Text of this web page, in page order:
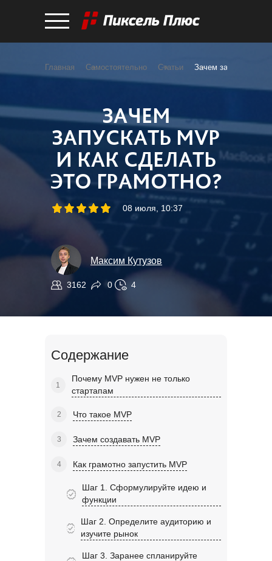
Главная Самостоятельно Статьи Зачем запускать
ЗАЧЕМ
ЗАПУСКАТЬ MVP
И КАК СДЕЛАТЬ
ЭТО ГРАМОТНО?
08 июля, 10:37
Максим Кутузов
3162 0 4
Содержание
Почему MVP нужен не только
стартапам
Что такое MVP
Зачем создавать MVP
Как грамотно запустить MVP
Шаг 1. Сформулируйте идею и
функции
Шаг 2. Определите аудиторию и
изучите рынок
Шаг 3. Заранее спланируйте